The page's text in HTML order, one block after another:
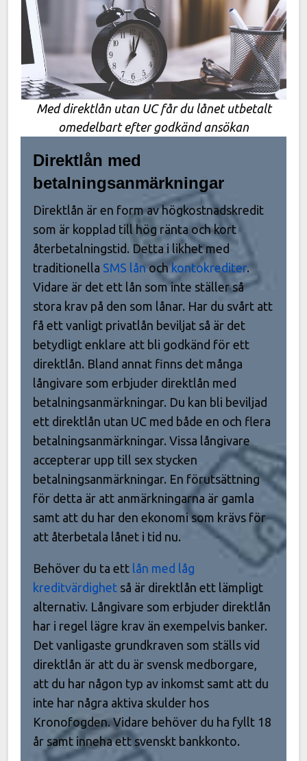
Med direktlån utan UC får du lånet utbetalt
omedelbart efter godkänd ansökan
Direktlån med
betalningsanmärkningar
Direktlån är en form av högkostnadskredit
som är kopplad till hög ränta och kort
återbetalningstid. Detta i likhet med
traditionella SMS lånochkontokrediter.
Vidare är det ett lån som inte ställer så
stora krav på den som lånar. Har du svårt att
få ett vanligt privatlån beviljat så är det
betydligt enklare att bli godkänd för ett
direktlån. Bland annat finns det många
långivare som erbjuder direktlån med
betalningsanmärkningar. Du kan bli beviljad
ett direktlån utan UC med både en och flera
betalningsanmärkningar. Vissa långivare
accepterar upp till sex stycken
betalningsanmärkningar. En förutsättning
för detta är att anmärkningarna är gamla
samt att du har den ekonomi som krävs för
att återbetala lånet i tid nu.
Behöver du ta ett lån med låg
kreditvärdighet så är direktlån ett lämpligt
alternativ. Långivare som erbjuder direktlån
har i regel lägre krav än exempelvis banker.
Det vanligaste grundkraven som ställs vid
direktlån är att du är svensk medborgare,
att du har någon typ av inkomst samt att du
inte har några aktiva skulder hos
Kronofogden. Vidare behöver du ha fyllt 18
år samt inneha ett svenskt bankkonto.